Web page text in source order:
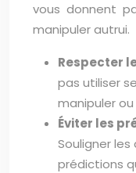
vous donnent
manipuler autrui.
Respecter
pas utiliser
manipuler
Éviter les
Souligner
prédictions